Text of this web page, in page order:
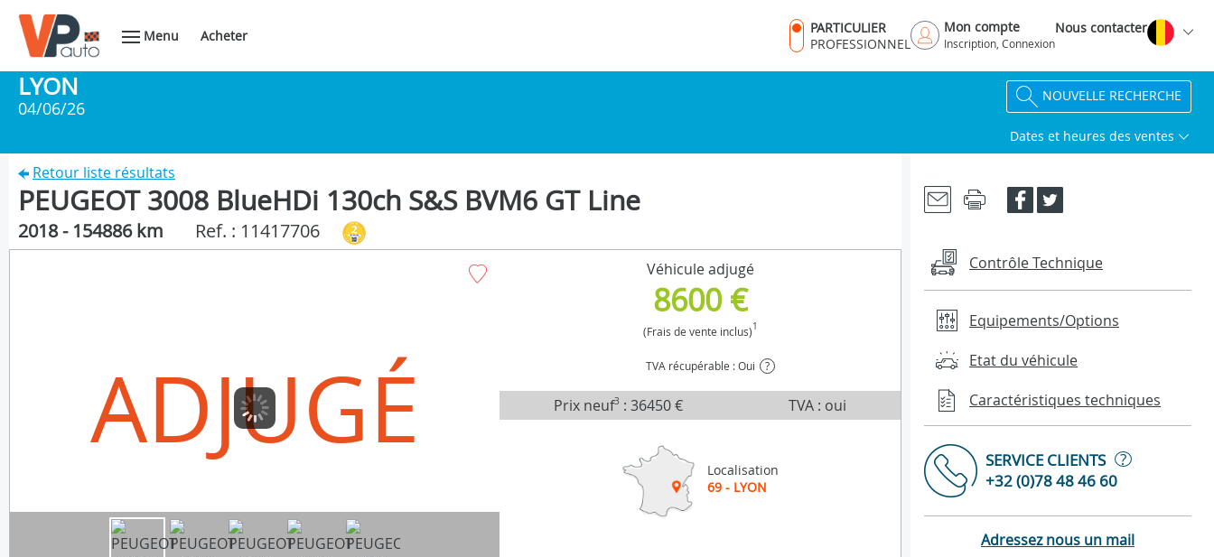
Menu Acheter
PARTICULIER
PROFESSIONNEL
Mon compte
Inscription, Connexion
Nous contacter
LYON
04/06/26
NOUVELLE RECHERCHE
Dates et heures des ventes
Retour liste résultats
PEUGEOT 3008 BlueHDi 130ch S&S BVM6 GT Line
2018 - 154886 km Ref. : 11417706
ADJUGÉ
Véhicule adjugé
8600 €
(Frais de vente inclus)1
TVA récupérable : Oui ?
Prix neuf3 :36450 € TVA : oui
Localisation
69 - LYON
Contrôle Technique
Equipements/Options
Etat du véhicule
Caractéristiques techniques
SERVICE CLIENTS
?
+32 (0)78 48 46 60
Adressez nous un mail